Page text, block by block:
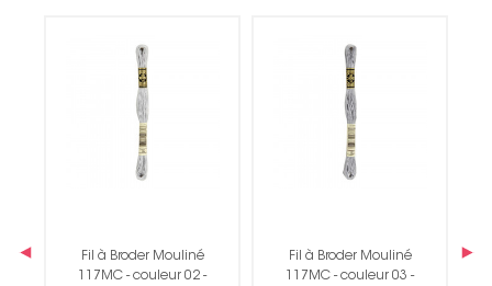
Fil à Broder Mouliné
117MC - couleur 02 -
Fil à Broder Mouliné
117MC - couleur 03 -
‹ ›